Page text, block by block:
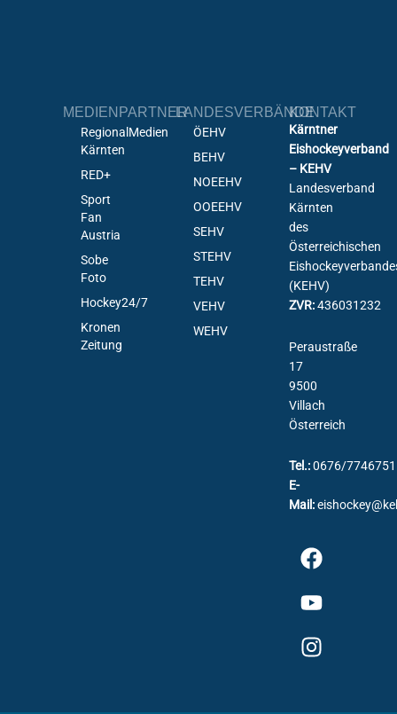
MEDIENPARTNER
RegionalMedien
Kärnten
RED+
Sport
Fan
Austria
Sobe
Foto
Hockey24/7
Kronen
Zeitung
LANDESVERBÄNDE
ÖEHV
BEHV
NOEEHV
OOEEHV
SEHV
STEHV
TEHV
VEHV
WEHV
KONTAKT
Kärntner
Eishockeyverband
– KEHV
Landesverband
Kärnten
des
Österreichischen
(KEHV)
ZVR:436031232
Peraustraße
17
9500
Villach
Österreich
Tel.:0676/7746751
E-
Mail: